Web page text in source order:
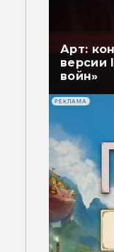
Арт:
версии
войн»
РЕКЛАМА